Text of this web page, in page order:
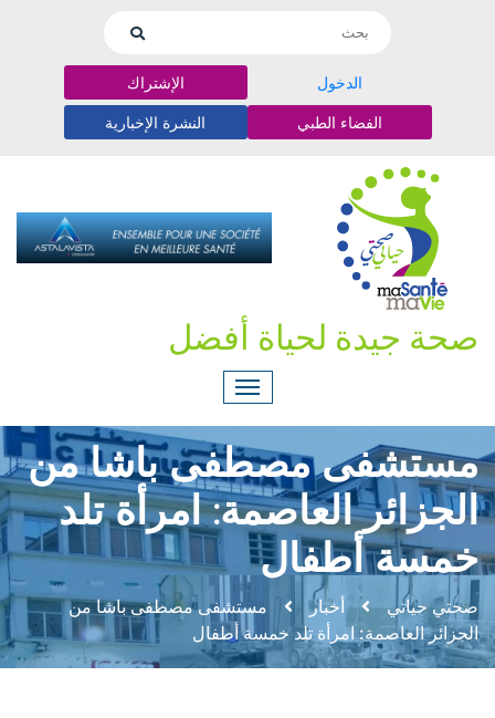
الدخول الإشتراك
الفضاء الطبي النشرة الإخبارية
صحة جيدة لحياة أفضل
مستشفى مصطفى باشا من
الجزائر العاصمة: امرأة تلد
خمسة أطفال
صحتي حياتي أخبار
مستشفى مصطفى باشا من
الجزائر العاصمة: امرأة تلد خمسة أطفال